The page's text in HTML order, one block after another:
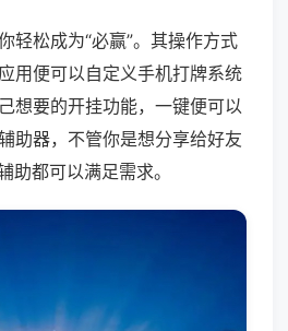
轻松成为“必赢”。其操作方式
用便可以自定义手机打牌系统
想要的开挂功能，一键便可以
助器，不管你是想分享给好友
助都可以满足需求。